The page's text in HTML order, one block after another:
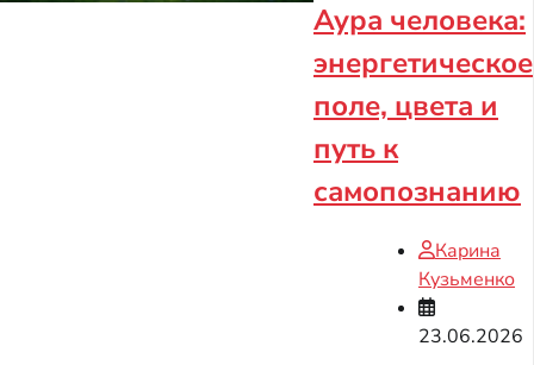
Аура человека:
энергетическое
поле, цвета и
путь к
самопознанию
Карина
Кузьменко
23.06.2026